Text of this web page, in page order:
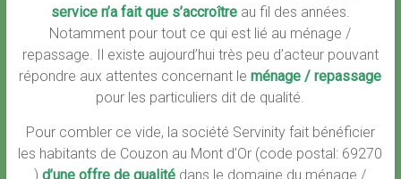
service n’a fait que s’accroîtreau fil des années.
Notamment pour tout ce qui est lié au ménage /
repassage. Il existe aujourd’hui très peu d’acteur pouvant
répondre aux attentes concernant le ménage / repassage
pour les particuliers dit de qualité.
Pour combler ce vide, la société Servinity fait bénéficier
les habitants de Couzon au Mont d’Or (code postal: 69270
)d’une offre de qualité dans le domaine du ménage /